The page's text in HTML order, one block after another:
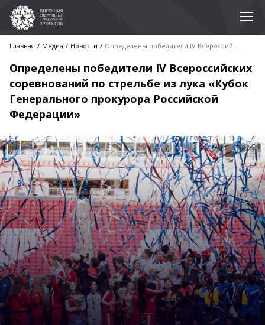
Главная Медиа Новости Определены победители IV Всероссийских соревнований по стрельбе из лука «Кубок Генерального прокурора Российской Федерации»
Определены победители IV Всероссийских
соревнований по стрельбе из лука «Кубок
Генерального прокурора Российской
Федерации»